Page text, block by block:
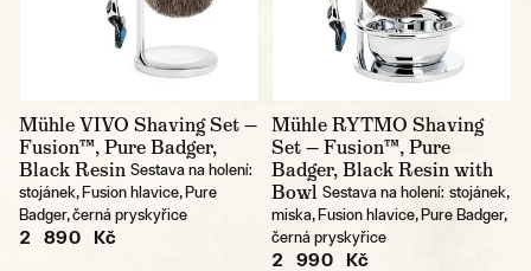
Mühle VIVO Shaving Set —
Fusion™, Pure Badger,
Black Resin Sestava na holení:
stojánek, Fusion hlavice, Pure
Badger, černá pryskyřice
2 890 Kč
Mühle RYTMO Shaving
Set — Fusion™, Pure
Badger, Black Resin with
Bowl Sestava na holení: stojánek,
miska, Fusion hlavice, Pure Badger,
černá pryskyřice
2 990 Kč